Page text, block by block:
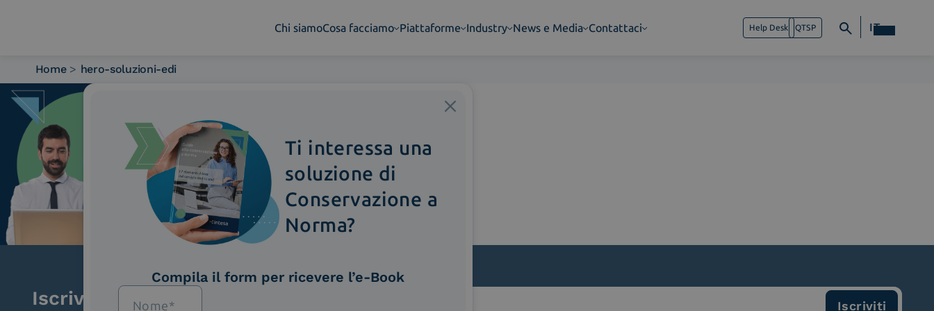
Chi siamoCosa facciamo Piattaforme Industry News e Media Contattaci Help Desk QTSP IT
Chi siamo
Cosa facciamo
Piattaforme
Industry
News e Media
Contattaci
Home > hero-soluzioni-edi
Iscriviti alla newsletter
Ti interessa una
soluzione di
Conservazione a
Norma?
Compila il form per ricevere l’e-Book